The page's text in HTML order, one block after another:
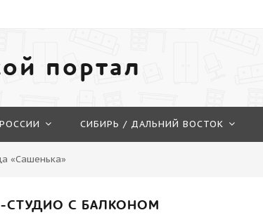
портал
СИБИРЬ / ДАЛЬНИЙ ВОСТОК
«Сашенька»
СТУДИО С БАЛКОНОМ